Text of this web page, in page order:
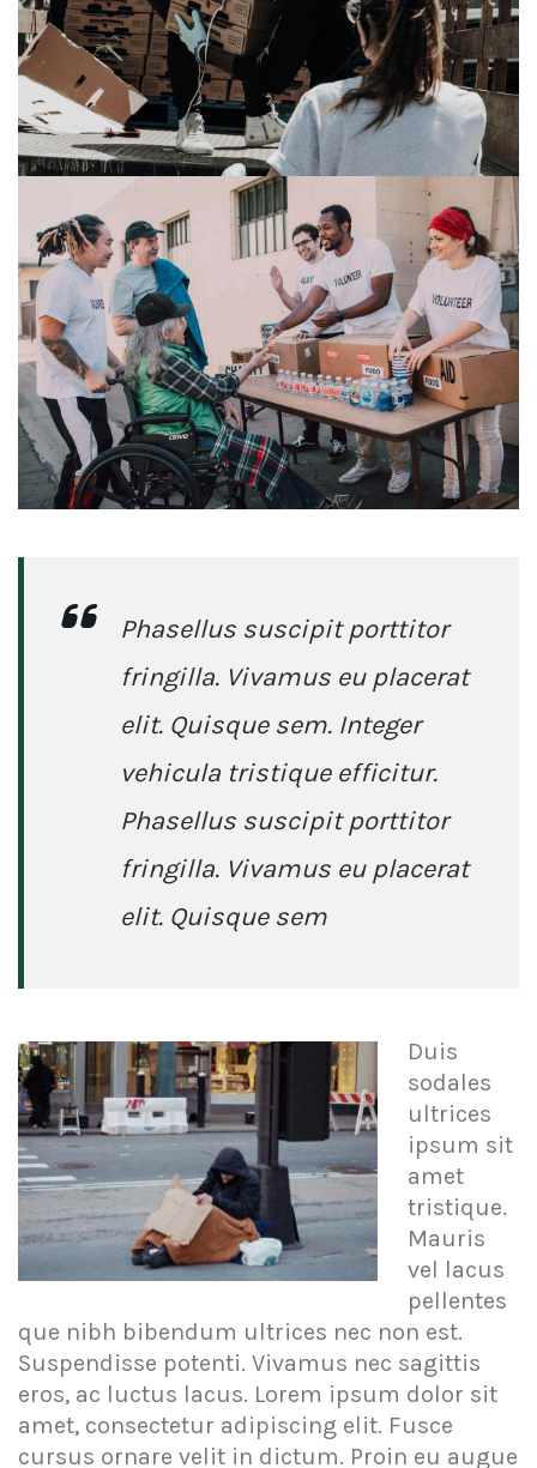
Phasellus suscipit porttitor
fringilla. Vivamus eu placerat
elit. Quisque sem. Integer
vehicula tristique efficitur.
Phasellus suscipit porttitor
fringilla. Vivamus eu placerat
elit. Quisque sem
Duis
sodales
ultrices
ipsum sit
amet
tristique.
Mauris
vel lacus
pellentes
que nibh bibendum ultrices nec non est.
Suspendisse potenti. Vivamus nec sagittis
eros, ac luctus lacus. Lorem ipsum dolor sit
amet, consectetur adipiscing elit. Fusce
cursus ornare velit in dictum. Proin eu augue